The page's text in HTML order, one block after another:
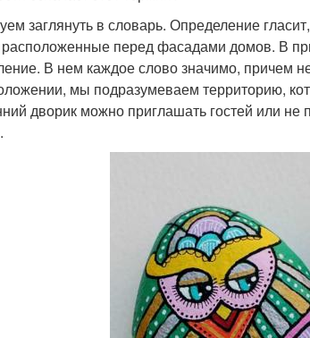
заглянуть в словарь. Определение
расположенные перед фасадами домов. В
В нем каждое слово значимо, причем
мы подразумеваем территорию,
дворик можно приглашать гостей или не